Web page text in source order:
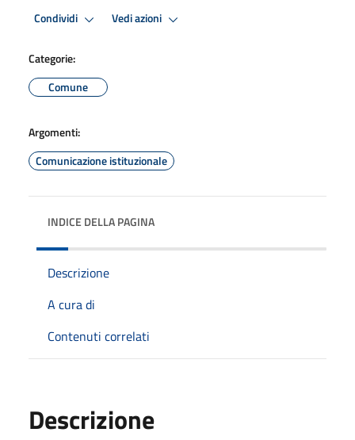
Condividi Vedi azioni
Categorie:
Comune
Argomenti:
Comunicazione istituzionale
INDICE DELLA PAGINA
Descrizione
A cura di
Contenuti correlati
Descrizione